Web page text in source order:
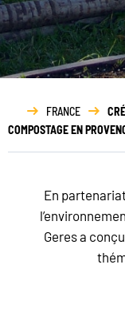
Rapport
FRANCE
COMPOSTAGE EN
En
Geres a